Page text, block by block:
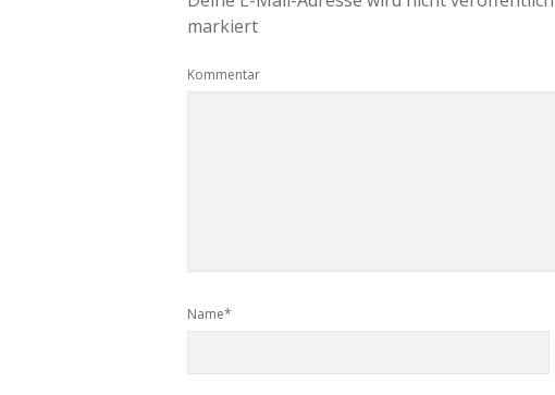
markiert
Kommentar
Name*